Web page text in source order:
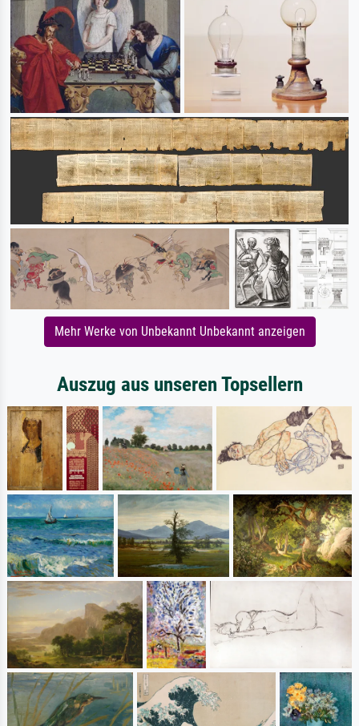
Mehr Werke von Unbekannt Unbekannt anzeigen
Auszug aus unseren Topsellern